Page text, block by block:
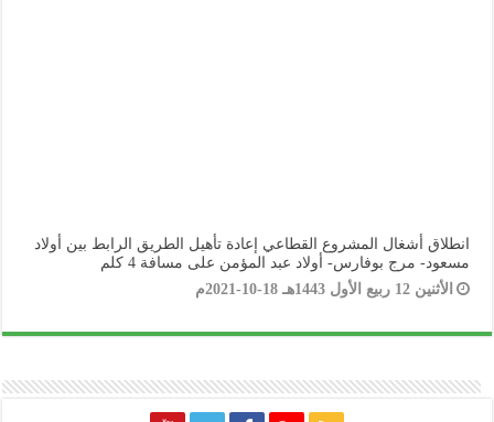
انطلاق أشغال المشروع القطاعي إعادة تأهيل الطريق الرابط بين أولاد
مسعود- مرج بوفارس- أولاد عبد المؤمن على مسافة 4 كلم
الأثنين 12 ربيع الأول 1443هـ 18-10-2021م